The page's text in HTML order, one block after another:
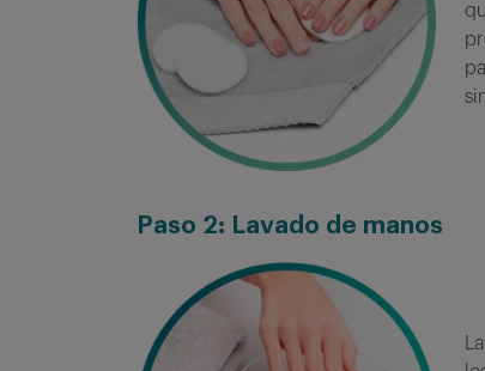
Paso 2: Lavado de manos